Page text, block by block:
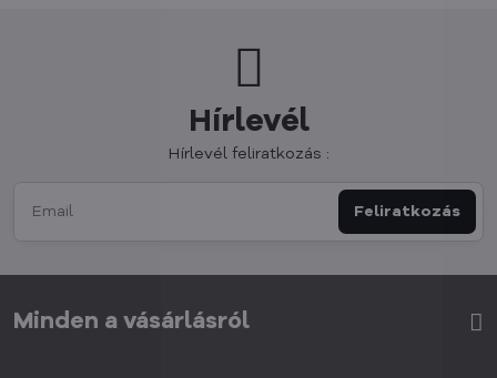
Hírlevél
Hírlevél feliratkozás :
Feliratkozás
Minden a vásárlásról